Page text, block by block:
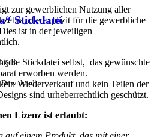
zur gewerblichen Nutzung aller
die explizit für die gewerbliche
ist in der jeweiligen
die Stickdatei selbst, das gewünschte
erworben werden.
Wiederverkauf und kein Teilen der
sind urheberrechtlich geschützt.
Lizenz ist erlaubt:
Stickdatei
§19